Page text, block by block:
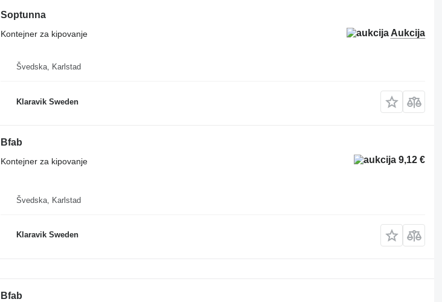
Soptunna
Aukcija
Kontejner za kipovanje
Švedska, Karlstad
Klaravik Sweden
Bfab
9,12 €
Kontejner za kipovanje
Švedska, Karlstad
Klaravik Sweden
Bfab